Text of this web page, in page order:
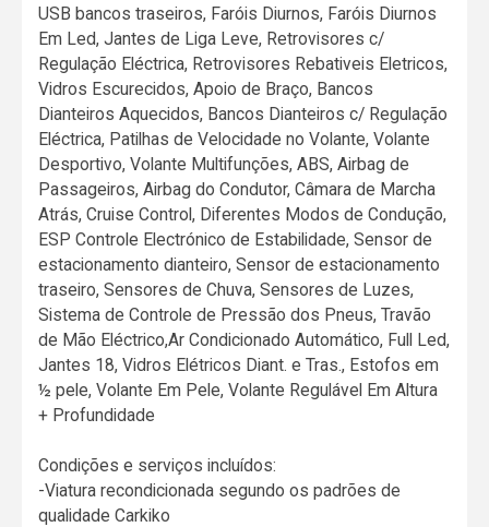
USB bancos traseiros, Faróis Diurnos, Faróis Diurnos
Em Led, Jantes de Liga Leve, Retrovisores c/
Regulação Eléctrica, Retrovisores Rebativeis Eletricos,
Vidros Escurecidos, Apoio de Braço, Bancos
Dianteiros Aquecidos, Bancos Dianteiros c/ Regulação
Eléctrica, Patilhas de Velocidade no Volante, Volante
Desportivo, Volante Multifunções, ABS, Airbag de
Passageiros, Airbag do Condutor, Câmara de Marcha
Atrás, Cruise Control, Diferentes Modos de Condução,
ESP Controle Electrónico de Estabilidade, Sensor de
estacionamento dianteiro, Sensor de estacionamento
traseiro, Sensores de Chuva, Sensores de Luzes,
Sistema de Controle de Pressão dos Pneus, Travão
de Mão Eléctrico,Ar Condicionado Automático, Full Led,
Jantes 18, Vidros Elétricos Diant. e Tras., Estofos em
½ pele, Volante Em Pele, Volante Regulável Em Altura
+ Profundidade
Condições e serviços incluídos:
-Viatura recondicionada segundo os padrões de
qualidade Carkiko